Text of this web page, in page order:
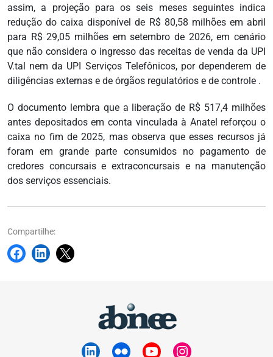
assim, a projeção para os seis meses seguintes indica
redução do caixa disponível de R$ 80,58 milhões em abril
para R$ 29,05 milhões em setembro de 2026, em cenário
que não considera o ingresso das receitas de venda da UPI
V.tal nem da UPI Serviços Telefônicos, por dependerem de
diligências externas e de órgãos regulatórios e de controle .
O documento lembra que a liberação de R$ 517,4 milhões
antes depositados em conta vinculada à Anatel reforçou o
caixa no fim de 2025, mas observa que esses recursos já
foram em grande parte consumidos no pagamento de
credores concursais e extraconcursais e na manutenção
dos serviços essenciais.
Compartilhe: